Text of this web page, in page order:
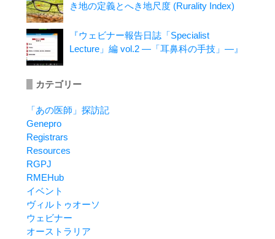
き地の定義とへき地尺度 (Rurality Index)
『ウェビナー報告日誌「Specialist
Lecture」編 vol.2 ―「耳鼻科の手技」―』
カテゴリー
「あの医師」探訪記
Genepro
Registrars
Resources
RGPJ
RMEHub
イベント
ヴィルトゥオーソ
ウェビナー
オーストラリア